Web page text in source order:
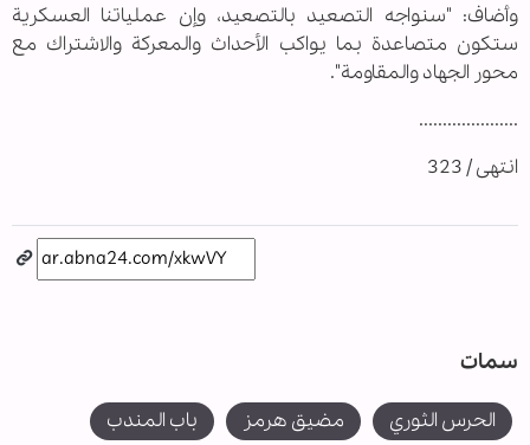
وأضاف: "سنواجه التصعيد بالتصعيد، وإن عملياتنا العسكرية
ستكون متصاعدة بما يواكب الأحداث والمعركة والاشتراك مع
محور الجهاد والمقاومة".
.....................
انتهى / 323
سمات
الحرس الثوري مضيق هرمز باب المندب